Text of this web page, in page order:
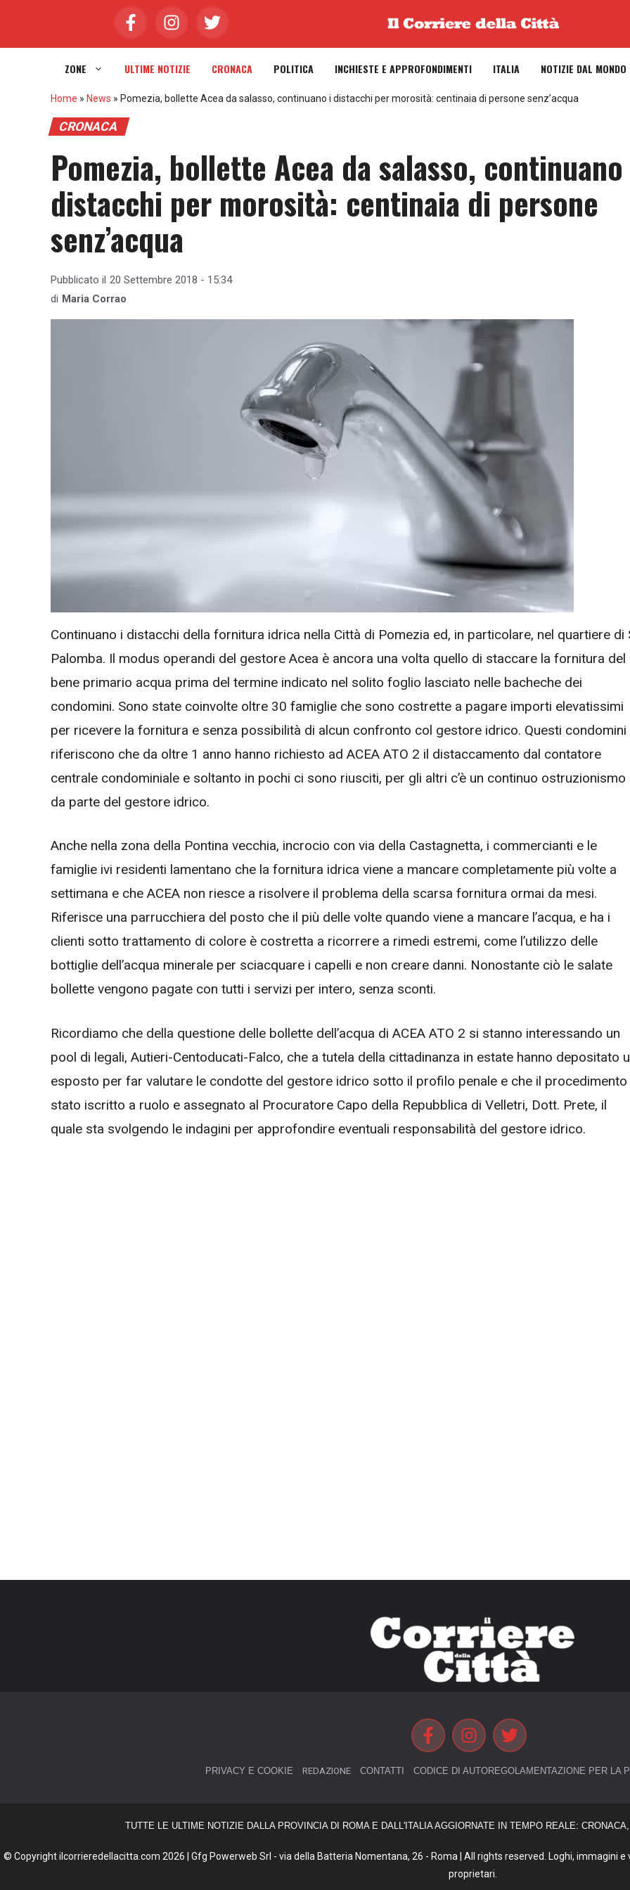
ZONE ULTIME NOTIZIE CRONACA POLITICA INCHIESTE E APPROFONDIMENTI ITALIA NOTIZIE DAL MONDO
Home » News » Pomezia, bollette Acea da salasso, continuano i distacchi per morosità: centinaia di persone senz’acqua
CRONACA
Pomezia, bollette Acea da salasso,
distacchi per morosità: centinaia di persone
senz’acqua
Pubblicato il 20 Settembre 2018 - 15:34
di Maria Corrao
Continuano i distacchi della fornitura idrica nella Città di Pomezia ed, in particolare, nel quartiere di
Palomba. Il modus operandi del gestore Acea è ancora una volta quello di staccare la fornitura del
bene primario acqua prima del termine indicato nel solito foglio lasciato nelle bacheche dei
condomini. Sono state coinvolte oltre 30 famiglie che sono costrette a pagare importi elevatissimi
per ricevere la fornitura e senza possibilità di alcun confronto col gestore idrico. Questi condomini
riferiscono che da oltre 1 anno hanno richiesto ad ACEA ATO 2 il distaccamento dal contatore
centrale condominiale e soltanto in pochi ci sono riusciti, per gli altri c’è un continuo ostruzionismo
da parte del gestore idrico.
Anche nella zona della Pontina vecchia, incrocio con via della Castagnetta, i commercianti e le
famiglie ivi residenti lamentano che la fornitura idrica viene a mancare completamente più volte a
settimana e che ACEA non riesce a risolvere il problema della scarsa fornitura ormai da mesi.
Riferisce una parrucchiera del posto che il più delle volte quando viene a mancare l’acqua, e ha i
clienti sotto trattamento di colore è costretta a ricorrere a rimedi estremi, come l’utilizzo delle
bottiglie dell’acqua minerale per sciacquare i capelli e non creare danni. Nonostante ciò le salate
bollette vengono pagate con tutti i servizi per intero, senza sconti.
Ricordiamo che della questione delle bollette dell’acqua di ACEA ATO 2 si stanno interessando un
pool di legali, Autieri-Centoducati-Falco, che a tutela della cittadinanza in estate hanno depositato
esposto per far valutare le condotte del gestore idrico sotto il profilo penale e che il procedimento
stato iscritto a ruolo e assegnato al Procuratore Capo della Repubblica di Velletri, Dott. Prete, il
quale sta svolgendo le indagini per approfondire eventuali responsabilità del gestore idrico.
PRIVACY E COOKIE REDAZIONE CONTATTI CODICE DI AUTOREGOLAMENTAZIONE PER LA
TUTTE LE ULTIME NOTIZIE DALLA PROVINCIA DI ROMA E DALL'ITALIA AGGIORNATE IN TEMPO REALE:
© Copyright ilcorrieredellacitta.com 2026 | Gfg Powerweb Srl - via della Batteria Nomentana, 26 - Roma | All rights reserved. Loghi, immagini
proprietari.